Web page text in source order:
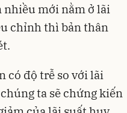
nhiều mới nằm ở lãi
chỉnh thì bản thân
có độ trễ so với lãi
ta sẽ chứng kiến